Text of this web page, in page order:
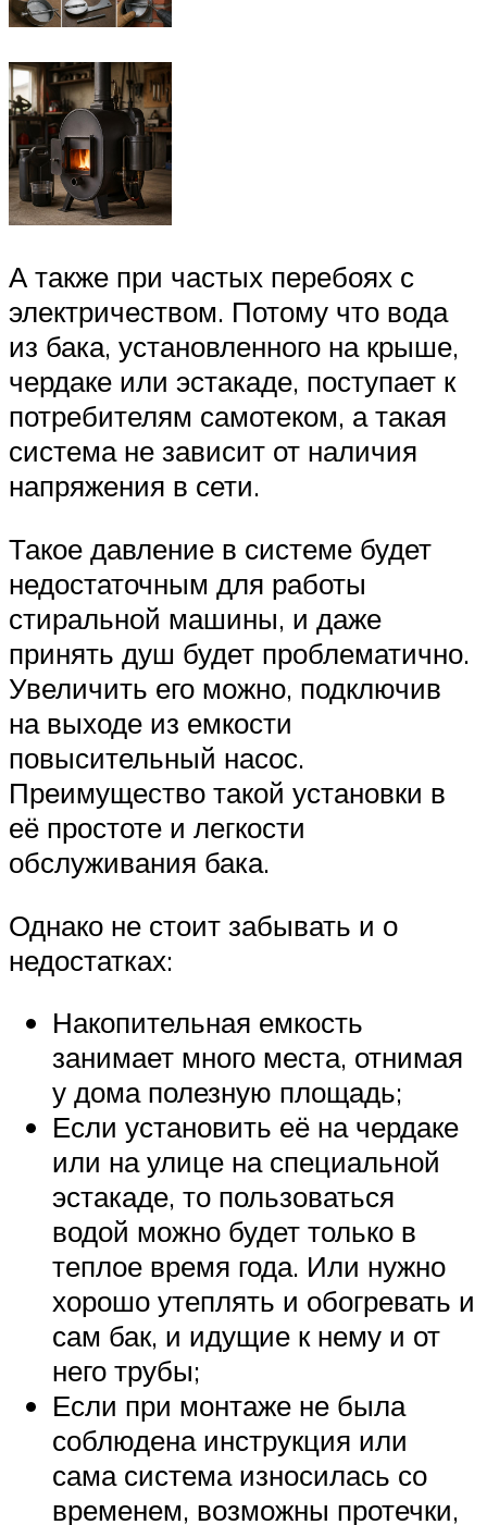
А также при частых перебоях с
электричеством. Потому что вода
из бака, установленного на крыше,
чердаке или эстакаде, поступает к
потребителям самотеком, а такая
система не зависит от наличия
напряжения в сети.
Такое давление в системе будет
недостаточным для работы
стиральной машины, и даже
принять душ будет проблематично.
Увеличить его можно, подключив
на выходе из емкости
повысительный насос.
Преимущество такой установки в
её простоте и легкости
обслуживания бака.
Однако не стоит забывать и о
недостатках:
Накопительная емкость
занимает много места, отнимая
у дома полезную площадь;
Если установить её на чердаке
или на улице на специальной
эстакаде, то пользоваться
водой можно будет только в
теплое время года. Или нужно
хорошо утеплять и обогревать и
сам бак, и идущие к нему и от
него трубы;
Если при монтаже не была
соблюдена инструкция или
сама система износилась со
временем, возможны протечки,